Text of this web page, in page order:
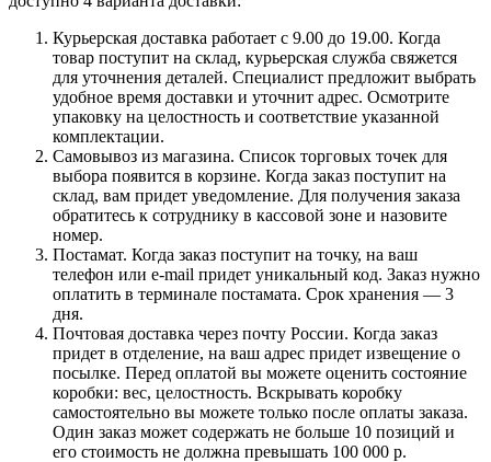
Курьерская доставка работает с 9.00 до 19.00. Когда
товар поступит на склад, курьерская служба свяжется
для уточнения деталей. Специалист предложит выбрать
удобное время доставки и уточнит адрес. Осмотрите
упаковку на целостность и соответствие указанной
комплектации.
Самовывоз из магазина. Список торговых точек для
выбора появится в корзине. Когда заказ поступит на
склад, вам придет уведомление. Для получения заказа
обратитесь к сотруднику в кассовой зоне и назовите
номер.
Постамат. Когда заказ поступит на точку, на ваш
телефон или e-mail придет уникальный код. Заказ нужно
оплатить в терминале постамата. Срок хранения — 3
дня.
Почтовая доставка через почту России. Когда заказ
придет в отделение, на ваш адрес придет извещение о
посылке. Перед оплатой вы можете оценить состояние
коробки: вес, целостность. Вскрывать коробку
самостоятельно вы можете только после оплаты заказа.
Один заказ может содержать не больше 10 позиций и
его стоимость не должна превышать 100 000 р.